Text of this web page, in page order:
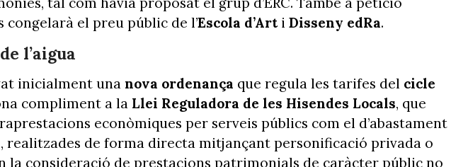
congelarà el preu públic de l’Escola d’Arti Disseny edRa.
l’aigua
inicialment una nova ordenança que regula les tarifes del cicle
compliment a la Llei Reguladora de les Hisendes Locals, que
econòmiques per serveis públics com el d’abastament
realitzades de forma directa mitjançant personificació privada o
la consideració de prestacions patrimonials de caràcter públic no